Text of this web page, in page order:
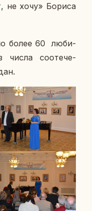
не хочу» Бориса
более 60 лю­би­
числа со­оте­че­